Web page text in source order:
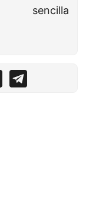
sencilla